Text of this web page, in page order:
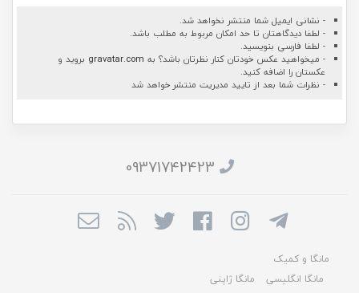
- نشانی ایمیل شما منتشر نخواهد شد.
- لطفا دیدگاهتان تا حد امکان مربوط به مطلب باشد.
- لطفا فارسی بنویسید.
- میخواهید عکس خودتان کنار نظرتان باشد؟ به gravatar.com بروید و
عکستان را اضافه کنید.
- نظرات شما بعد از تایید مدیریت منتشر خواهد شد
09371742423
مانگا و کمیک
مانگا انگلیسی
مانگا ژاپنی